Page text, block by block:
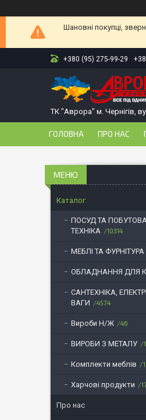
Шановні покупці,
+380 (95) 275-99-29
ТК "Аврора" м. Чернігів,
ГОЛОВНА ПРО НАС
Каталог
ПОСУД ТА
ТЕХНІКА
10314
МЕБЛІ ТА ФУРНІТУРА
ОБЛАДНАННЯ ДЛЯ
САНТЕХНІКА,
ВАГИ
4574
Вироби Н/Ж 46
ВИРОБИ З МЕТАЛУ 1
Комплекти меблів 1
Харчові продукти
Про нас